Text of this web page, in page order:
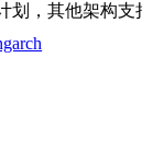
划，其他架构